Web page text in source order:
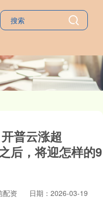
普云涨超
后，将迎怎样的9
配资
日期：2026-03-19